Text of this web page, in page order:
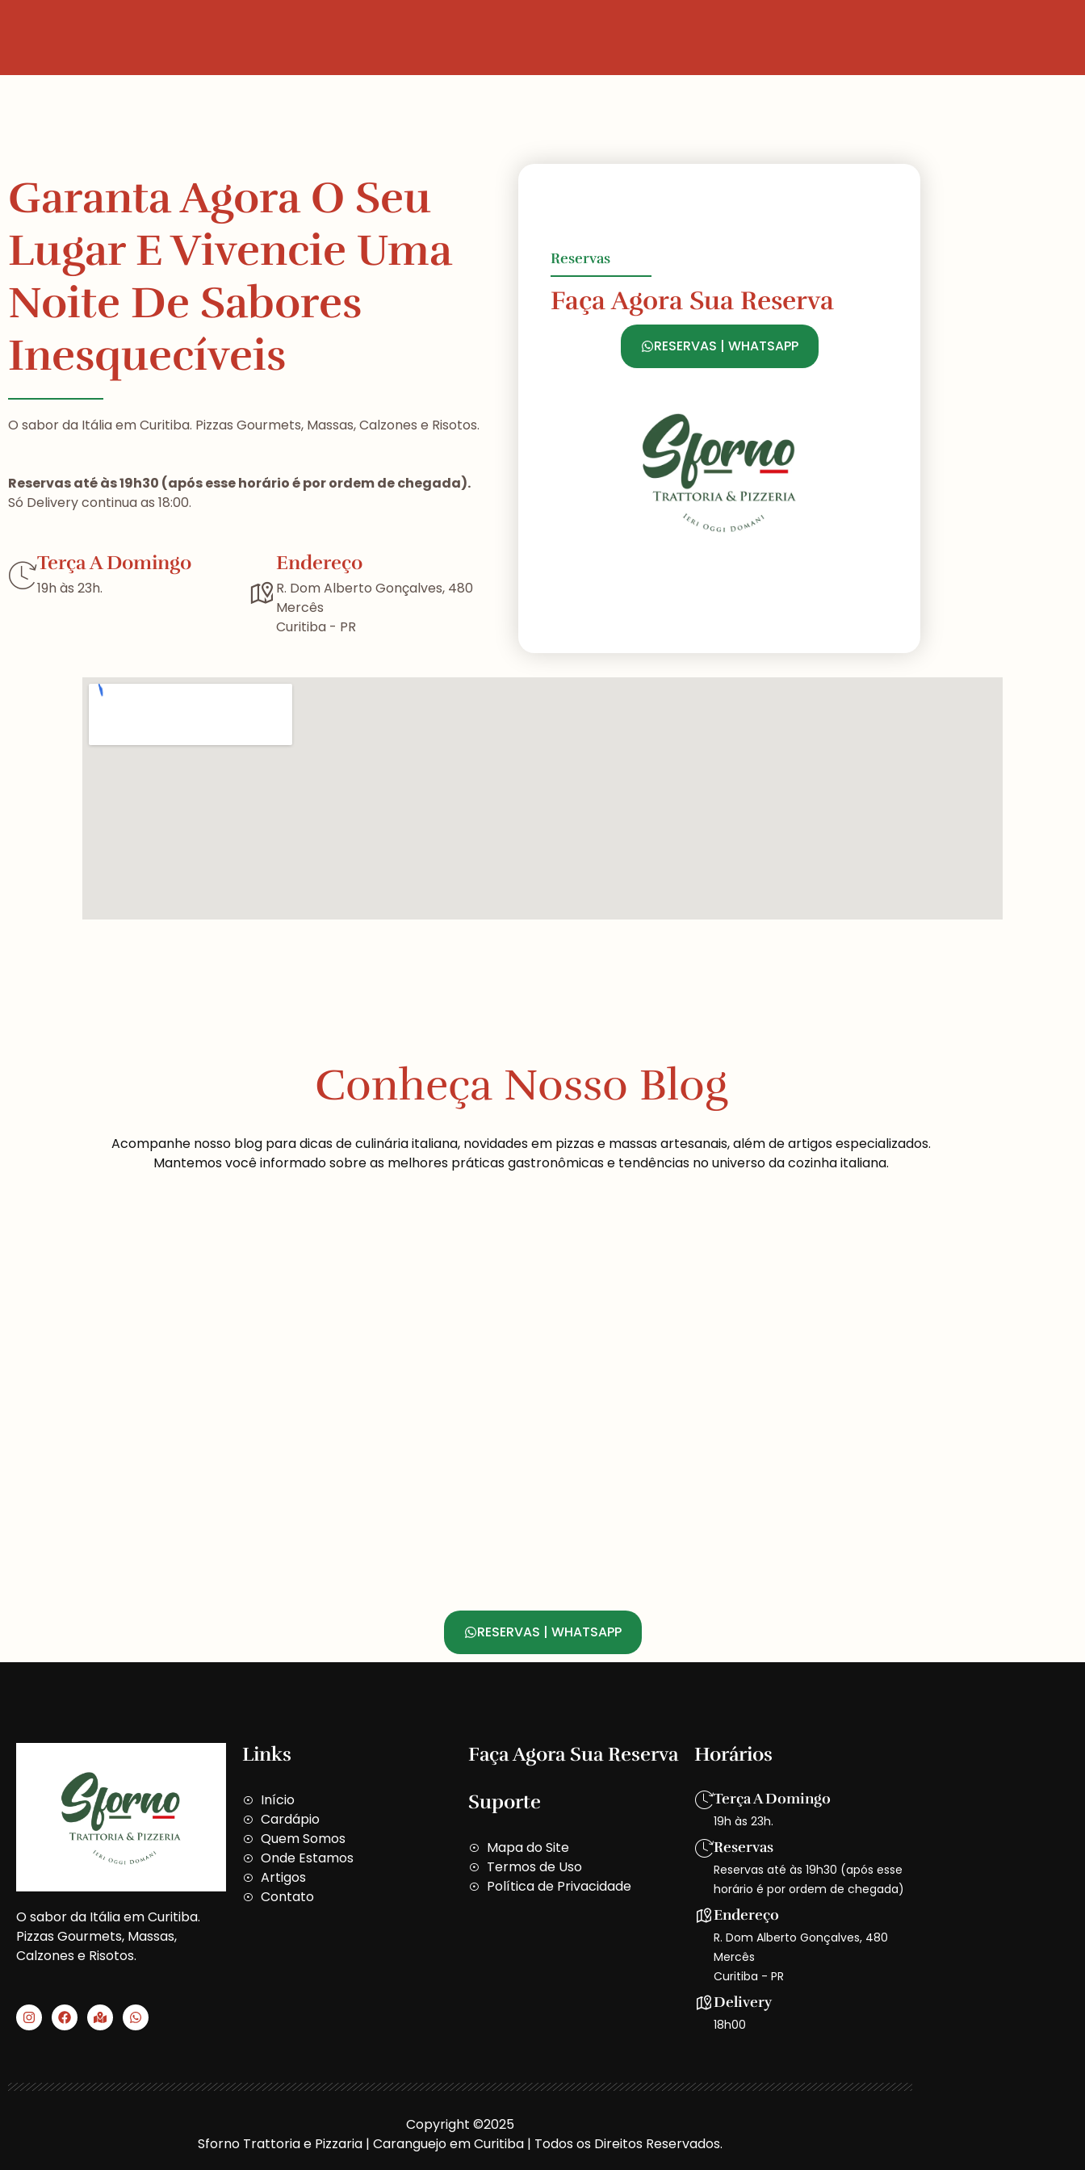
Garanta Agora O Seu
Lugar E Vivencie Uma
Noite De Sabores
Inesquecíveis
O sabor da Itália em Curitiba. Pizzas Gourmets, Massas, Calzones e Risotos.
Reservas até às 19h30 (após esse horário é por ordem de chegada).
Só Delivery continua as 18:00.
Terça A Domingo
19h às 23h.
Endereço
R. Dom Alberto Gonçalves, 480
Mercês
Curitiba - PR
Reservas
Faça Agora Sua Reserva
RESERVAS | WHATSAPP
Conheça Nosso Blog
Acompanhe nosso blog para dicas de culinária italiana, novidades em pizzas e massas artesanais, além de artigos especializados.
Mantemos você informado sobre as melhores práticas gastronômicas e tendências no universo da cozinha italiana.
RESERVAS | WHATSAPP
O sabor da Itália em Curitiba.
Pizzas Gourmets, Massas,
Calzones e Risotos.
I
n
s
r
F
a
c
o
M
a
p
r
W
h
a
p
Links
Início
Cardápio
Quem Somos
Onde Estamos
Artigos
Contato
Faça Agora Sua Reserva
Suporte
Mapa do Site
Termos de Uso
Política de Privacidade
Horários
Terça A Domingo
19h às 23h.
Reservas
Reservas até às 19h30 (após esse
horário é por ordem de chegada)
Endereço
R. Dom Alberto Gonçalves, 480
Mercês
Curitiba - PR
Delivery
18h00
Copyright ©2025
Sforno Trattoria e Pizzaria | Caranguejo em Curitiba | Todos os Direitos Reservados.